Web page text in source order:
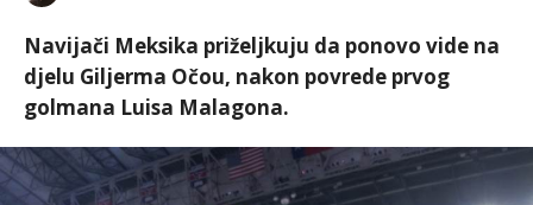
Navijači Meksika priželjkuju da ponovo vide na
djelu Giljerma Očou, nakon povrede prvog
golmana Luisa Malagona.